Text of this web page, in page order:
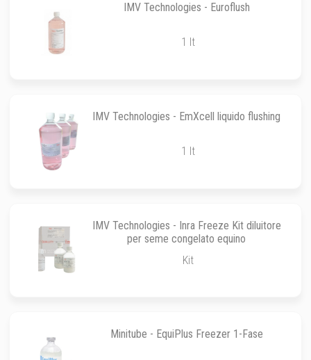
IMV Technologies - Euroflush
1 lt
IMV Technologies - EmXcell liquido flushing
1 lt
IMV Technologies - Inra Freeze Kit diluitore
per seme congelato equino
Kit
Minitube - EquiPlus Freezer 1-Fase